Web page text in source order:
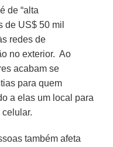
de “alta
de US$ 50 mil
redes de
no exterior. Ao
acabam se
para quem
a elas um local para
celular.
também afeta